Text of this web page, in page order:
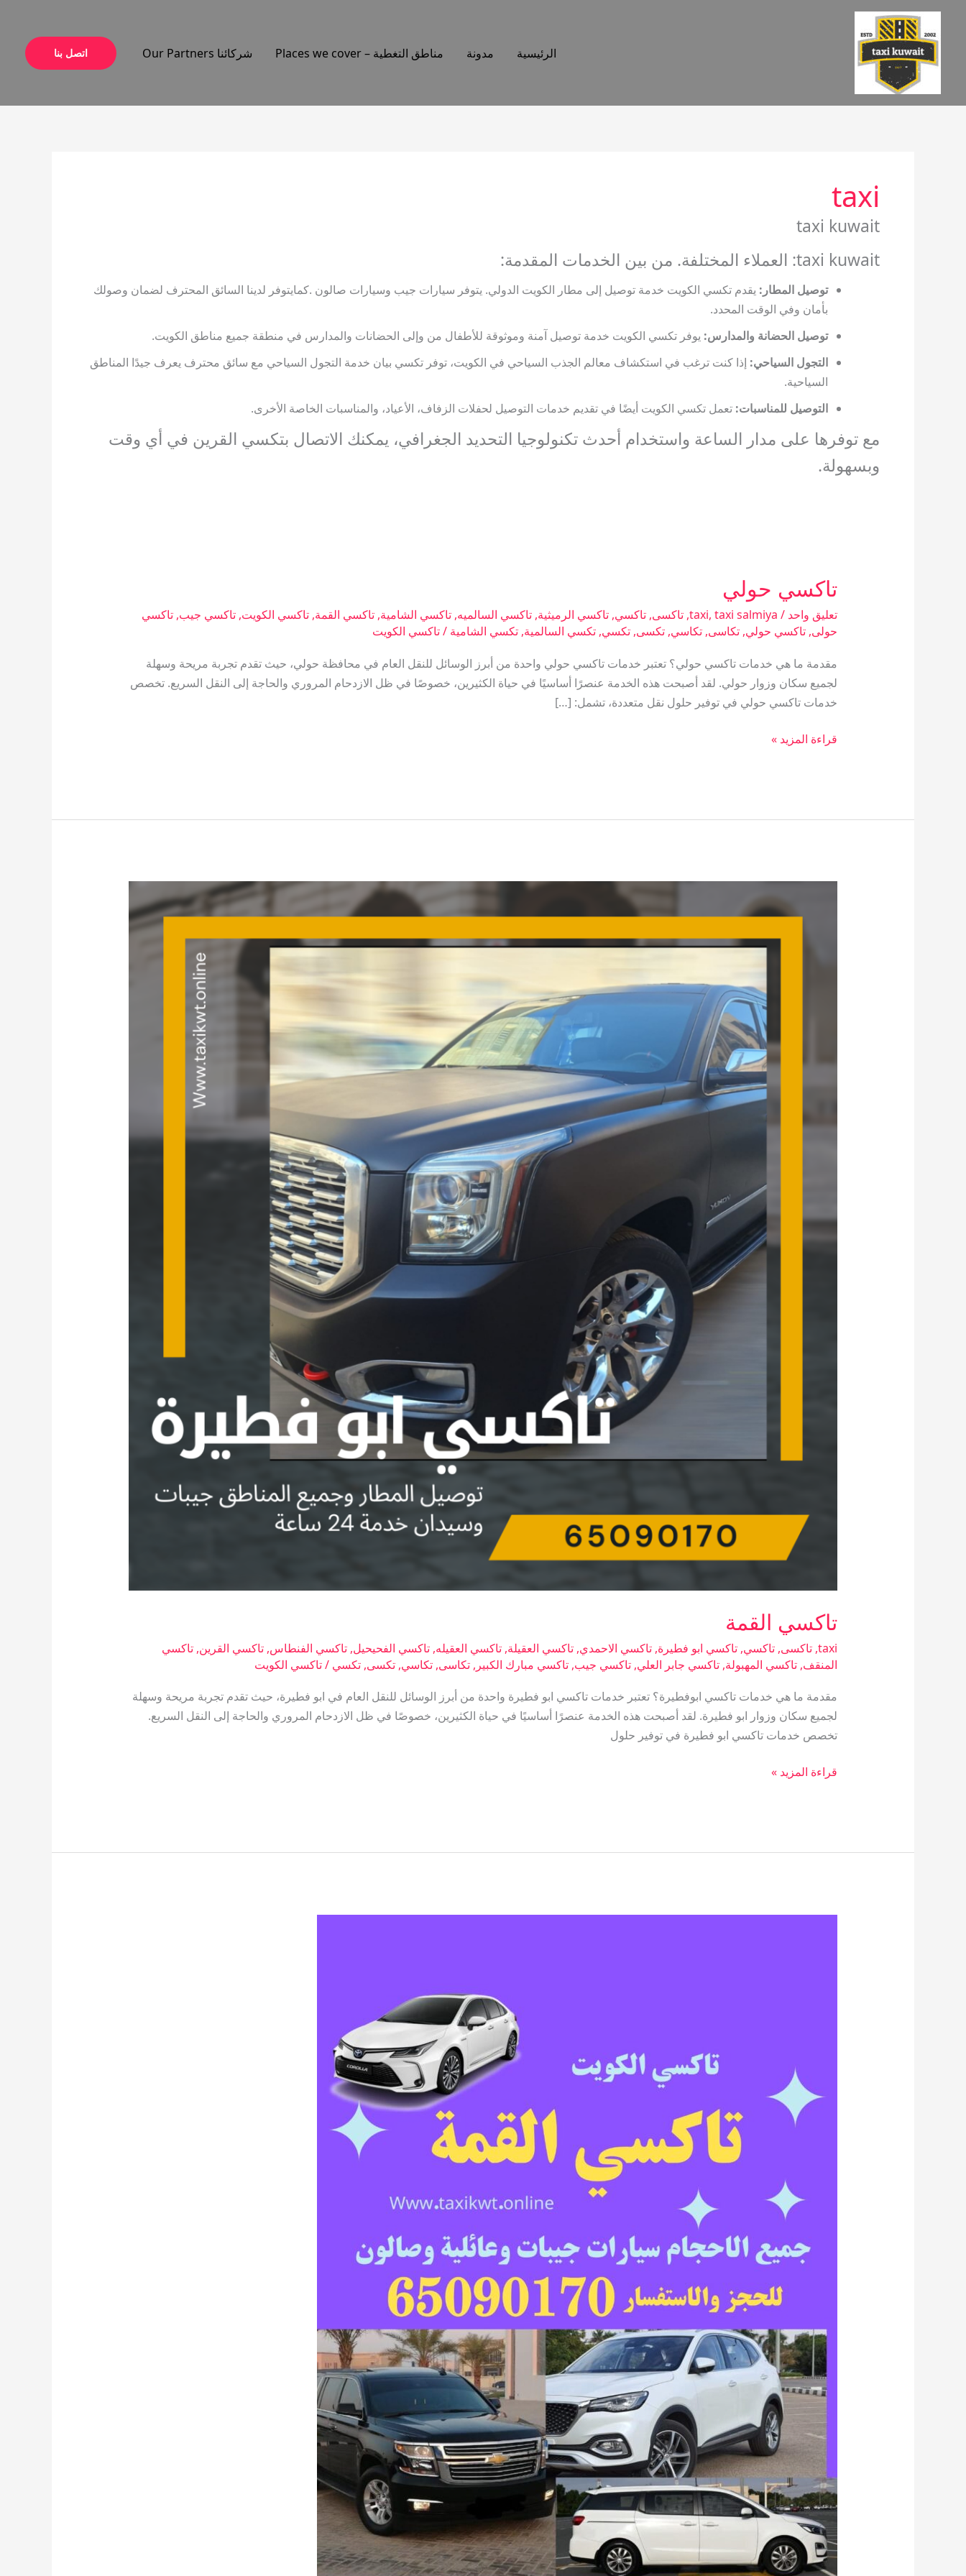
تخطي
المحتوى
الرئيسية مدونة مناطق التغطية – Places we cover شركائنا Our Partners اتصل بنا
taxi
taxi kuwait
taxi kuwait: العملاء المختلفة. من بين الخدمات المقدمة:
توصيل المطار : يقدم تكسي الكويت خدمة توصيل إلى مطار الكويت الدولي. يتوفر سيارات جيب وسيارات صالون .كمايتوفر لدينا السائق المحترف لضمان وصولك
بأمان وفي الوقت المحدد.
توصيل الحضانة والمدارس: يوفر تكسي الكويت خدمة توصيل آمنة وموثوقة للأطفال من وإلى الحضانات والمدارس في منطقة جميع مناطق الكويت.
التجول السياحي: إذا كنت ترغب في استكشاف معالم الجذب السياحي في الكويت، توفر تكسي بيان خدمة التجول السياحي مع سائق محترف يعرف جيدًا المناطق
السياحية.
التوصيل للمناسبات: تعمل تكسي الكويت أيضًا في تقديم خدمات التوصيل لحفلات الزفاف، الأعياد، والمناسبات الخاصة الأخرى.
مع توفرها على مدار الساعة واستخدام أحدث تكنولوجيا التحديد الجغرافي، يمكنك الاتصال بتكسي القرين في أي وقت
وبسهولة.
تاكسي حولي
تعليق واحد /
taxi,taxi salmiya
, تاكسى, تاكسي, تاكسي الرميثية, تاكسي السالميه, تاكسي الشامية, تاكسي القمة, تاكسي الكويت, تاكسي جيب, تاكسي
حولى, تاكسي حولي, تكاسى, تكاسي, تكسى, تكسي, تكسي السالمية, تكسي الشامية /تاكسي الكويت
مقدمة ما هي خدمات تاكسي حولي؟ تعتبر خدمات تاكسي حولي واحدة من أبرز الوسائل للنقل العام في محافظة حولي، حيث تقدم تجربة مريحة وسهلة
لجميع سكان وزوار حولي. لقد أصبحت هذه الخدمة عنصرًا أساسيًا في حياة الكثيرين، خصوصًا في ظل الازدحام المروري والحاجة إلى النقل السريع. تخصص
خدمات تاكسي حولي في توفير حلول نقل متعددة، تشمل: […]
تاكسي
قراءة المزيد »
تاكسي القمة
taxi
, تاكسى, تاكسي, تاكسي ابو فطيرة, تاكسي الاحمدي, تاكسي العقيلة, تاكسي العقيله, تاكسي الفحيحيل, تاكسي الفنطاس, تاكسي القرين, تاكسي
المنقف, تاكسي المهبولة, تاكسي جابر العلي, تاكسي جيب, تاكسي مبارك الكبير , تكاسى, تكاسي, تكسى, تكسي /تاكسي الكويت
مقدمة ما هي خدمات تاكسي ابوفطيرة؟ تعتبر خدمات تاكسي ابو فطيرة واحدة من أبرز الوسائل للنقل العام في ابو فطيرة، حيث تقدم تجربة مريحة وسهلة
لجميع سكان وزوار ابو فطيرة. لقد أصبحت هذه الخدمة عنصرًا أساسيًا في حياة الكثيرين، خصوصًا في ظل الازدحام المروري والحاجة إلى النقل السريع.
تخصص خدمات تاكسي ابو فطيرة في توفير حلول
قراءة المزيد »